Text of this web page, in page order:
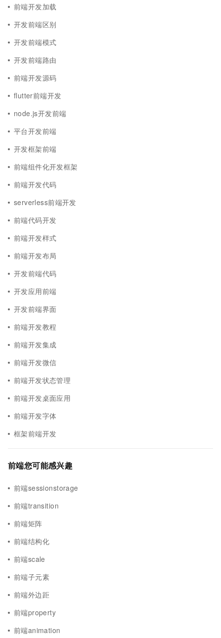
前端开发加载
开发前端区别
开发前端模式
开发前端路由
前端开发源码
flutter前端开发
node.js开发前端
平台开发前端
开发框架前端
前端组件化开发框架
前端开发代码
serverless前端开发
前端代码开发
前端开发样式
前端开发布局
开发前端代码
开发应用前端
开发前端界面
前端开发教程
前端开发集成
前端开发微信
前端开发状态管理
前端开发桌面应用
前端开发字体
框架前端开发
前端您可能感兴趣
前端sessionstorage
前端transition
前端矩阵
前端结构化
前端scale
前端子元素
前端外边距
前端property
前端animation